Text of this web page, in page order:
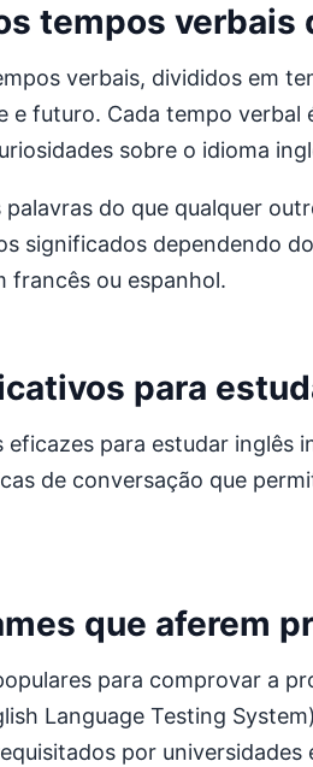
tempos verbais
verbais, divididos em
e futuro. Cada tempo
sobre o idioma
palavras do que qualquer
significados dependendo
francês ou espanhol.
para
eficazes para estudar inglês
de conversação que
que aferem
para comprovar a
Language Testing
por universidades